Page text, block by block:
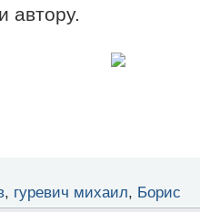
автору.
, гуревич михаил, Борис